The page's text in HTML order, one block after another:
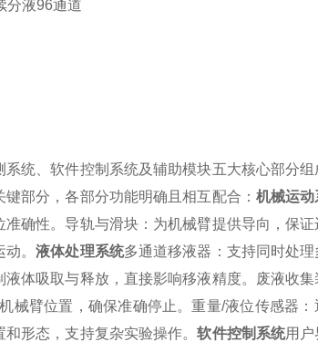
统、软件控制系统及辅助模块五大核心部分组
部分，各部分功能明确且相互配合： 机械运动
确性。 导轨与滑块：为机械臂提供导向，保
动。液体处理系统多通道移液器：支持同时处
体吸取与释放，直接影响移液精度。
废液收
械臂位置，确保准确停止。重量/液位传感器
和形态，支持复杂实验操作。软件控制系统用户